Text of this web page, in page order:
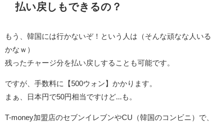
払い戻しもできるの？
もう、韓国には行かないぞ！という人は（そんな頑なな人いる
かなｗ）
残ったチャージ分を払い戻しすることも可能です。
ですが、手数料に【500ウォン】かかります。
まぁ、日本円で50円相当ですけど...も。
T-money加盟店のセブンイレブンやCU（韓国のコンビニ）で、